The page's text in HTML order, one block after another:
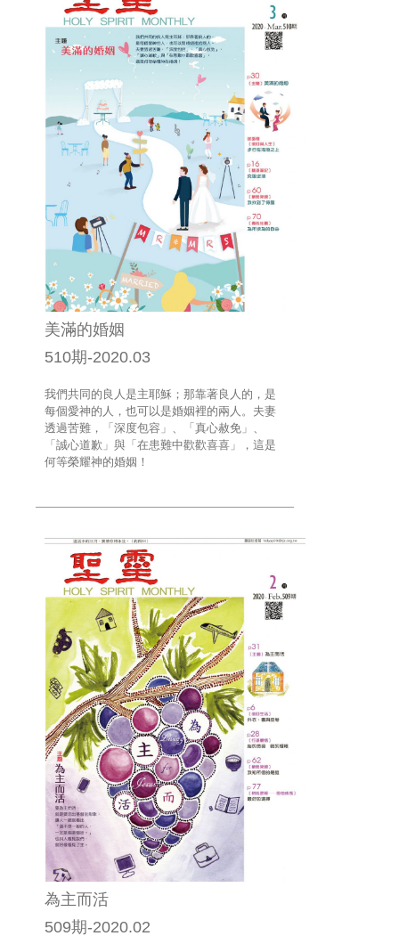
美滿的婚姻
510期-2020.03
我們共同的良人是主耶穌；那靠著良人的，是
每個愛神的人，也可以是婚姻裡的兩人。夫妻
透過苦難，「深度包容」、「真心赦免」、
「誠心道歉」與「在患難中歡歡喜喜」，這是
何等榮耀神的婚姻！
為主而活
509期-2020.02